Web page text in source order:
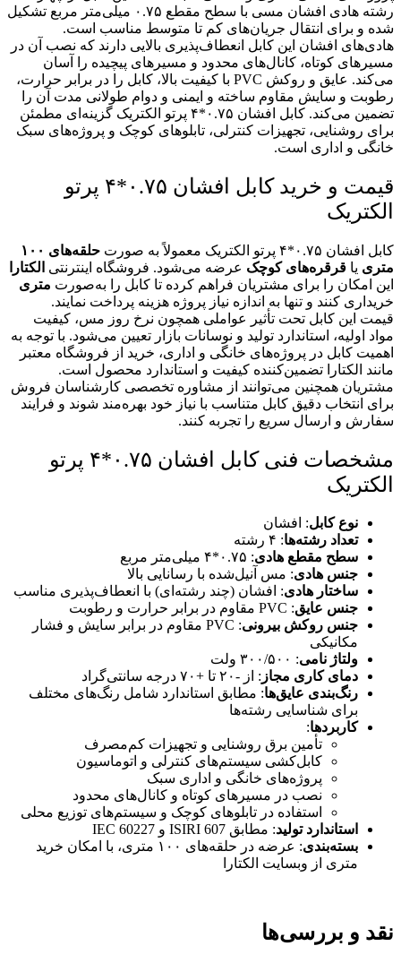
رشته هادی افشان مسی با سطح مقطع ۰.۷۵ میلی‌متر مربع تشکیل
شده و برای انتقال جریان‌های کم تا متوسط مناسب است.
هادی‌های افشان این کابل انعطاف‌پذیری بالایی دارند که نصب آن در
مسیرهای کوتاه، کانال‌های محدود و مسیرهای پیچیده را آسان
می‌کند. عایق و روکش PVC با کیفیت بالا، کابل را در برابر حرارت،
رطوبت و سایش مقاوم ساخته و ایمنی و دوام طولانی مدت آن را
تضمین می‌کند. کابل افشان ۰.۷۵*۴ پرتو الکتریک گزینه‌ای مطمئن
برای روشنایی، تجهیزات کنترلی، تابلوهای کوچک و پروژه‌های سبک
خانگی و اداری است.
قیمت و خرید کابل افشان ۰.۷۵*۴ پرتو
الکتریک
کابل افشان ۰.۷۵*۴ پرتو الکتریک معمولاً به صورت
حلقه‌های ۱۰۰
متری یا قرقره‌های کوچک عرضه می‌شود. فروشگاه اینترنتی الکتارا
این امکان را برای مشتریان فراهم کرده تا کابل را به‌صورت متری
خریداری کنند و تنها به اندازه نیاز پروژه هزینه پرداخت نمایند.
قیمت این کابل تحت تأثیر عواملی همچون نرخ روز مس، کیفیت
مواد اولیه، استاندارد تولید و نوسانات بازار تعیین می‌شود. با توجه به
اهمیت کابل در پروژه‌های خانگی و اداری، خرید از فروشگاه معتبر
مانند الکتارا تضمین‌کننده کیفیت و استاندارد محصول است.
مشتریان همچنین می‌توانند از مشاوره تخصصی کارشناسان فروش
برای انتخاب دقیق کابل متناسب با نیاز خود بهره‌مند شوند و فرایند
سفارش و ارسال سریع را تجربه کنند.
مشخصات فنی کابل افشان ۰.۷۵*۴ پرتو
الکتریک
نوع کابل: افشان
تعداد رشته‌ها: ۴ رشته
سطح مقطع هادی: ۰.۷۵*۴ میلی‌متر مربع
جنس هادی: مس آنیل‌شده با رسانایی بالا
ساختار هادی: افشان (چند رشته‌ای) با انعطاف‌پذیری مناسب
جنس عایق: PVC مقاوم در برابر حرارت و رطوبت
جنس روکش بیرونی
: PVC مقاوم در برابر سایش و فشار
مکانیکی
ولتاژ نامی: ۳۰۰/۵۰۰ ولت
دمای کاری مجاز : از -۲۰ تا +۷۰ درجه سانتی‌گراد
رنگ‌بندی عایق‌ها: مطابق استاندارد شامل رنگ‌های مختلف
برای شناسایی رشته‌ها
کاربردها:
تأمین برق روشنایی و تجهیزات کم‌مصرف
کابل‌کشی سیستم‌های کنترلی و اتوماسیون
پروژه‌های خانگی و اداری سبک
نصب در مسیرهای کوتاه و کانال‌های محدود
استفاده در تابلوهای کوچک و سیستم‌های توزیع محلی
استاندارد تولید: مطابق ISIRI 607 و IEC 60227
بسته‌بندی
: عرضه در حلقه‌های ۱۰۰ متری، با امکان خرید
متری از وبسایت الکتارا
نقد و بررسی‌ها